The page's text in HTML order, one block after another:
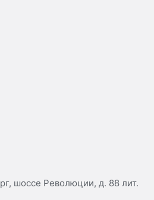
шоссе Революции, д. 88 лит.